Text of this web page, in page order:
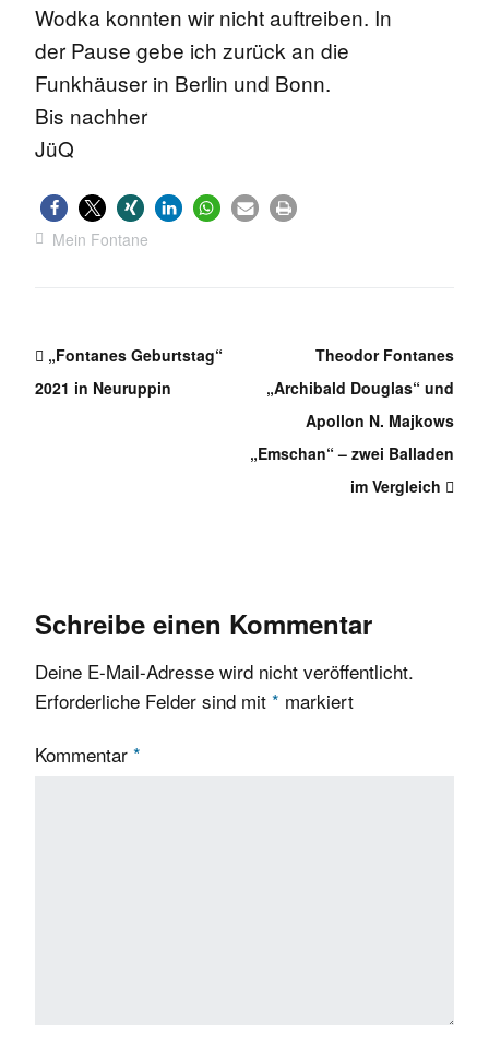
Wodka konnten wir nicht auftreiben. In
der Pause gebe ich zurück an die
Funkhäuser in Berlin und Bonn.
Bis nachher
JüQ
Mein Fontane
„Fontanes Geburtstag“
2021 in Neuruppin
Theodor Fontanes
„Archibald Douglas“ und
Apollon N. Majkows
„Emschan“ – zwei Balladen
im Vergleich
Schreibe einen Kommentar
Deine E-Mail-Adresse wird nicht veröffentlicht.
Erforderliche Felder sind mit * markiert
Kommentar *